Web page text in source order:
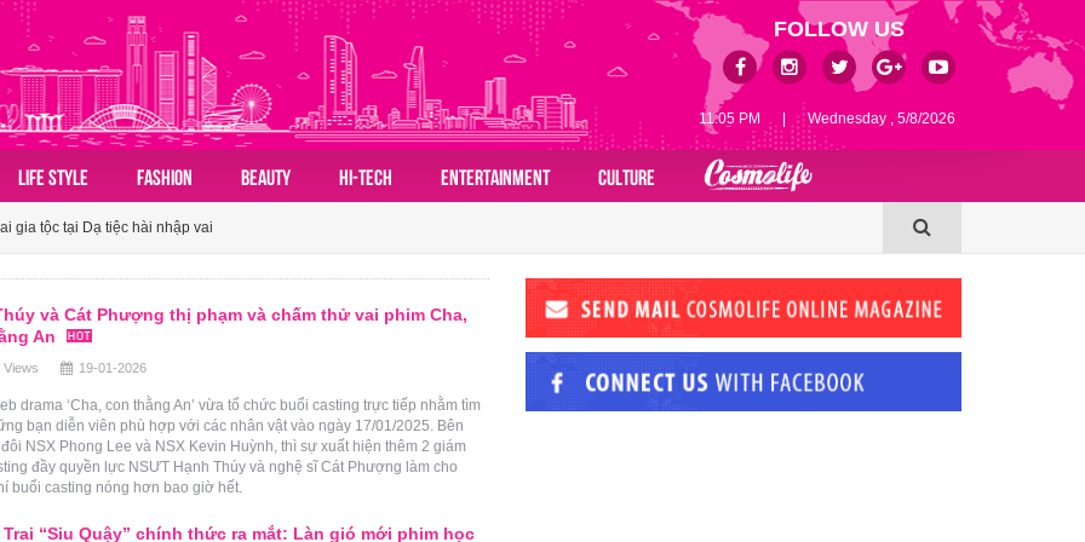
11:05 PM Wednesday , 5/8/2026
FOLLOW US
LIFE STYLE FASHION BEAUTY HI-TECH ENTERTAINMENT
CULTURE
phong cách sống xanh tại Việt Nam
Việt trở thành điểm nhấn cảm xúc tại Vietnam Iconic Runway Season 10
gia tộc tại Dạ tiệc hài nhập vai
phong cách sống xanh tại Việt Nam
Việt trở thành điểm nhấn cảm xúc tại Vietnam Iconic Runway Season 10
và Cát Phượng thị phạm và chấm thử vai phim Cha,
An
Views 19-01-2026
drama ‘Cha, con thằng An’ vừa tổ chức buổi casting trực tiếp nhằm tìm
bạn diễn viên phù hợp với các nhân vật vào ngày 17/01/2025. Bên
NSX Phong Lee và NSX Kevin Huỳnh, thì sự xuất hiện thêm 2 giám
đầy quyền lực NSƯT Hạnh Thúy và nghệ sĩ Cát Phượng làm cho
buổi casting nóng hơn bao giờ hết.
Trai “Siu Quậy” chính thức ra mắt: Làn gió mới phim học